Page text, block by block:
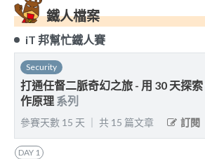
鐵人檔案
iT 邦幫忙鐵人賽
Security
打通任督二脈奇幻之旅 - 用 30 天探
作原理 系列
參賽天數 15 天 共 15 篇文章 訂閱
DAY 1